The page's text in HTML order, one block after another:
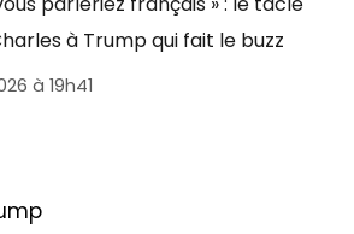
à Trump qui fait le buzz
à 19h41